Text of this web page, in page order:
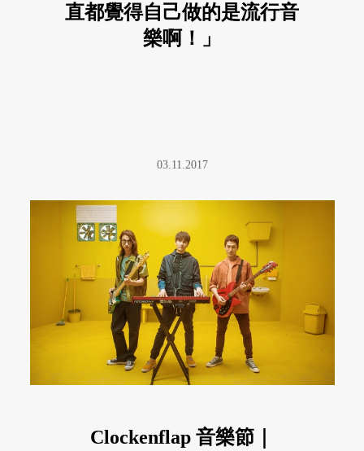
直都覺得自己做的是流行音
樂啊！」
03.11.2017
Clockenflap 音樂節｜